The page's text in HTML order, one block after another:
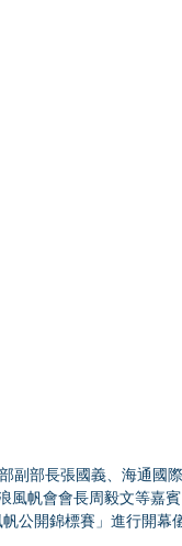
副部長張國義、海通國
風帆會會長周毅文等嘉
公開錦標賽」進行開幕